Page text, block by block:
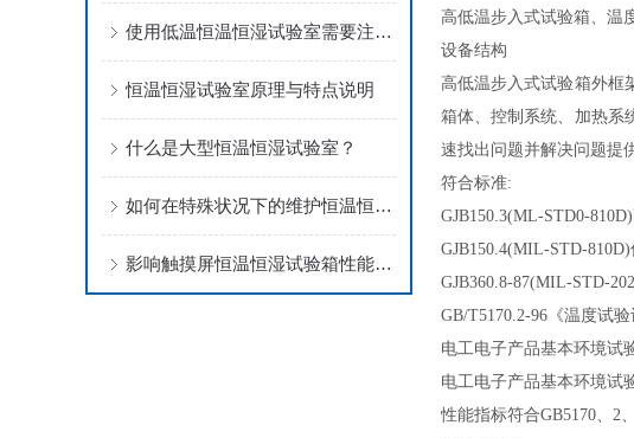
使用低温恒温恒湿试验室需要注意这几点
恒温恒湿试验室原理与特点说明
什么是大型恒温恒湿试验室？
如何在特殊状况下的维护恒温恒湿试验室
影响触摸屏恒温恒湿试验箱性能的重要因素是什么
高低温步入式试验箱、温
设备结构
高低温步入式试验箱外框
箱体、控制系统、加热系
速找出问题并解决问题提
符合标准:
GJB150.3(ML-STD0-
GJB150.4(MIL-STD-
GJB360.8-87(MIL-STD-
GB/T5170.2-96《温度试验
电工电子产品基本环境试
电工电子产品基本环境试
性能指标符合GB5170、2